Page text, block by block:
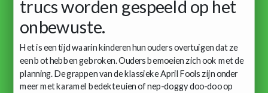
trucs worden gespeeld op het
onbewuste.
Het is een tijd waarin kinderen hun ouders overtuigen dat ze
een bot hebben gebroken. Ouders bemoeien zich ook met de
planning. De grappen van de klassieke April Fools zijn onder
meer met karamel bedekte uien of nep-doggy doo-doo op